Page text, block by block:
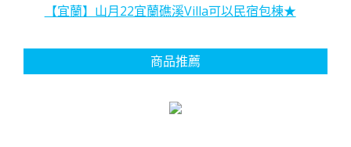
【宜蘭】山月22宜蘭礁溪Villa可以民宿包棟★
商品推薦